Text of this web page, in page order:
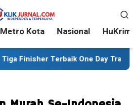
Metro Kota Nasional HuKrim
Terbaik One Day Trail Adventure